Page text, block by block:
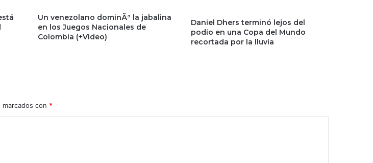
Un venezolano dominÃ³ la jabalina
en los Juegos Nacionales de
Colombia (+Video)
Daniel Dhers terminó lejos del
podio en una Copa del Mundo
recortada por la lluvia
con *